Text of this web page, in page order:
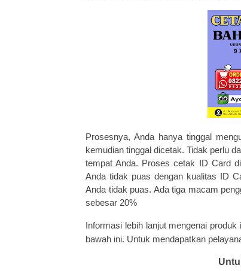
Prosesnya, Anda hanya tinggal
kemudian tinggal dicetak. Tidak perlu
tempat Anda. Prosescetak ID Carddi
Anda tidak puas dengan kualitas ID
Anda tidak puas. Ada tiga macam
sebesar 20%
Informasi lebih lanjut mengenai
bawah ini. Untuk mendapatkan